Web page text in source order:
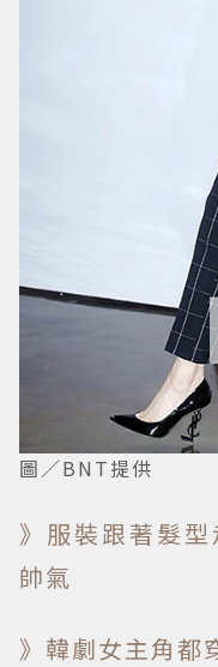
圖／BNT提供
》服裝跟著髮
帥氣
》韓劇女主角